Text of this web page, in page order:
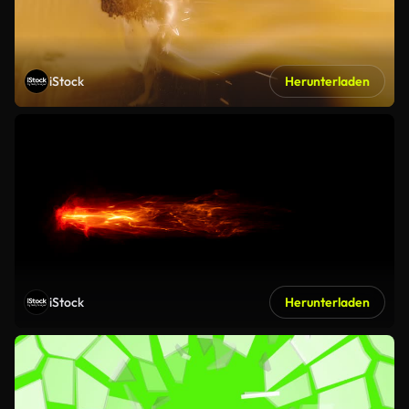
iStock Herunterladen
iStock Herunterladen